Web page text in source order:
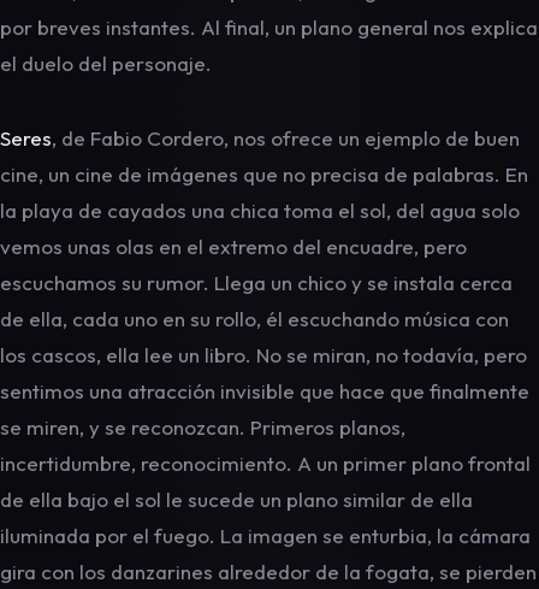
por breves instantes. Al final, un plano general nos explica
el duelo del personaje.
Seres, de Fabio Cordero, nos ofrece un ejemplo de buen
cine, un cine de imágenes que no precisa de palabras. En
la playa de cayados una chica toma el sol, del agua solo
vemos unas olas en el extremo del encuadre, pero
escuchamos su rumor. Llega un chico y se instala cerca
de ella, cada uno en su rollo, él escuchando música con
los cascos, ella lee un libro. No se miran, no todavía, pero
sentimos una atracción invisible que hace que finalmente
se miren, y se reconozcan. Primeros planos,
incertidumbre, reconocimiento. A un primer plano frontal
de ella bajo el sol le sucede un plano similar de ella
iluminada por el fuego. La imagen se enturbia, la cámara
gira con los danzarines alrededor de la fogata, se pierden